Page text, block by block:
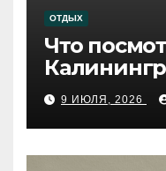
ОТДЫХ
Что
западному
9 ИЮЛЯ, 2026